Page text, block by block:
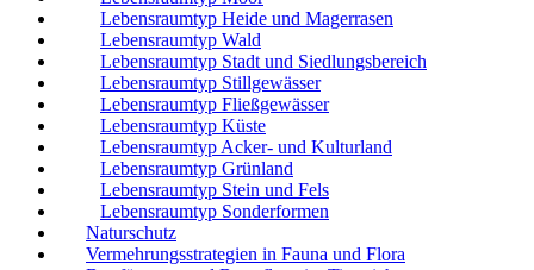
Lebensraumtyp Heide und Magerrasen
Lebensraumtyp Wald
Lebensraumtyp Stadt und Siedlungsbereich
Lebensraumtyp Stillgewässer
Lebensraumtyp Fließgewässer
Lebensraumtyp Küste
Lebensraumtyp Acker- und Kulturland
Lebensraumtyp Grünland
Lebensraumtyp Stein und Fels
Lebensraumtyp Sonderformen
Naturschutz
Vermehrungsstrategien in Fauna und Flora